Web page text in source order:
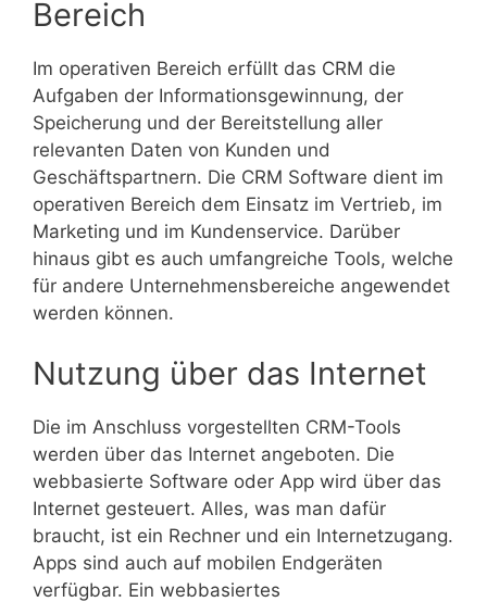
Bereich
Im operativen Bereich erfüllt das CRM die
Aufgaben der Informationsgewinnung, der
Speicherung und der Bereitstellung aller
relevanten Daten von Kunden und
Geschäftspartnern. Die CRM Software dient im
operativen Bereich dem Einsatz im Vertrieb, im
Marketing und im Kundenservice. Darüber
hinaus gibt es auch umfangreiche Tools, welche
für andere Unternehmensbereiche angewendet
werden können.
Nutzung über das Internet
Die im Anschluss vorgestellten CRM-Tools
werden über das Internet angeboten. Die
webbasierte Software oder App wird über das
Internet gesteuert. Alles, was man dafür
braucht, ist ein Rechner und ein Internetzugang.
Apps sind auch auf mobilen Endgeräten
verfügbar. Ein webbasiertes